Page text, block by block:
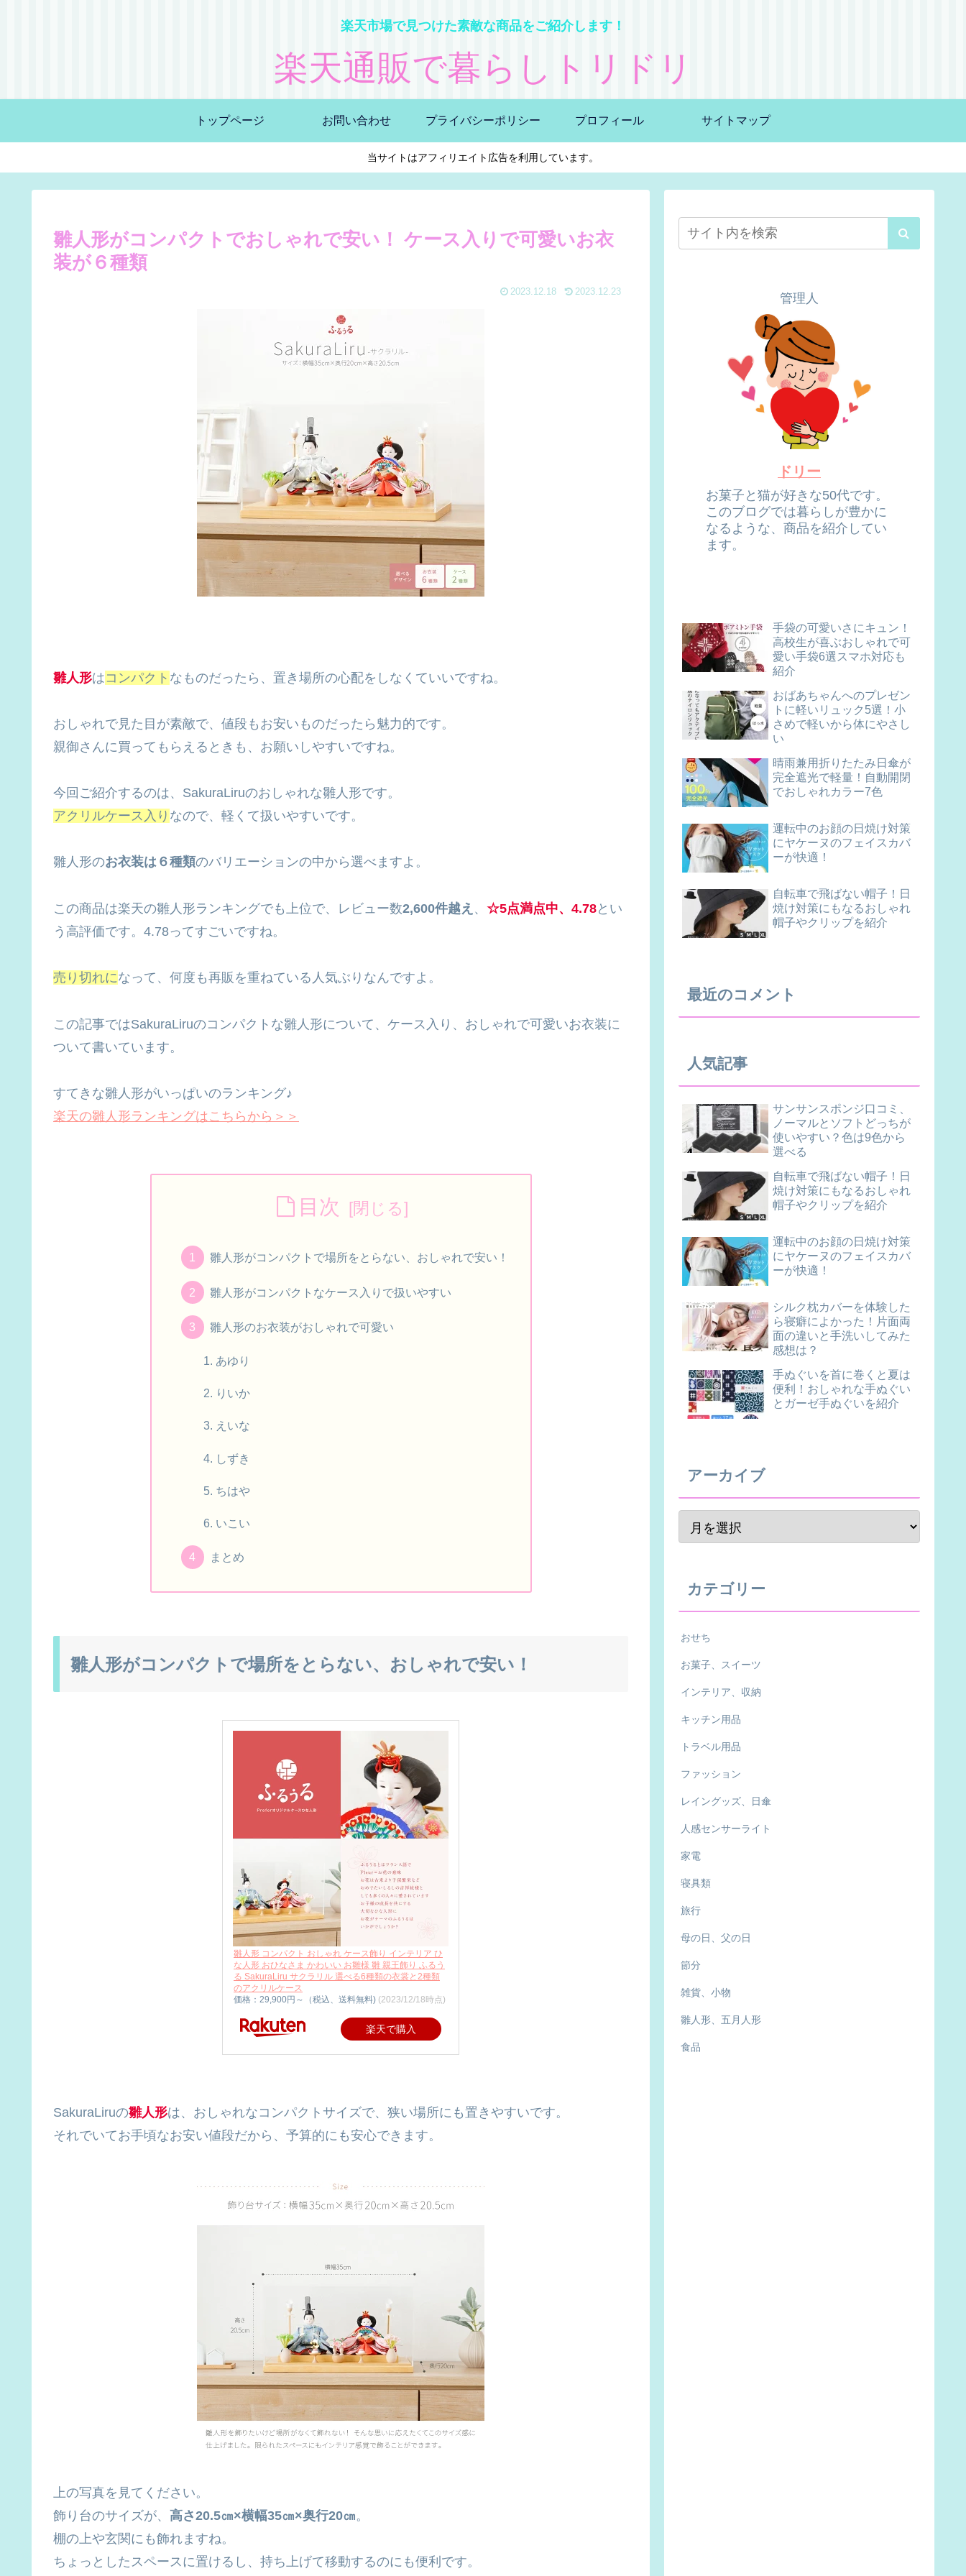
楽天市場で見つけた素敵な商品をご紹介します！
楽天通販で暮らしトリドリ
トップページ お問い合わせ プライバシーポリシー プロフィール サイトマップ
当サイトはアフィリエイト広告を利用しています。
雛人形がコンパクトでおしゃれで安い！ ケース入りで可愛いお衣
装が６種類
2023.12.18 2023.12.23
雛人形はコンパクト なものだったら、置き場所の心配をしなくていいですね。
おしゃれで見た目が素敵で、値段もお安いものだったら魅力的です。
親御さんに買ってもらえるときも、お願いしやすいですね。
今回ご紹介するのは、SakuraLiruのおしゃれな雛人形です。
アクリルケース入り なので、軽くて扱いやすいです。
雛人形のお衣装は６種類のバリエーションの中から選べますよ。
この商品は楽天の雛人形ランキングでも上位で、レビュー数2,600件越え 、 ☆5点満点中、4.78とい
う高評価です。4.78ってすごいですね。
売り切れになって、何度も再販を重ねている人気ぶりなんですよ。
この記事ではSakuraLiruのコンパクトな雛人形について、ケース入り、おしゃれで可愛いお衣装に
ついて書いています。
すてきな雛人形がいっぱいのランキング♪
楽天の雛人形ランキングはこちらから＞＞
目次
雛人形がコンパクトで場所をとらない、おしゃれで安い！
雛人形がコンパクトなケース入りで扱いやすい
雛人形のお衣装がおしゃれで可愛い
あゆり
りいか
えいな
しずき
ちはや
いこい
まとめ
雛人形がコンパクトで場所をとらない、おしゃれで安い！
雛人形 コンパクト おしゃれ ケース飾り インテリア ひ
な人形 おひなさま かわいい お雛様 雛 親王飾り ふるう
る SakuraLiru サクラリル 選べる6種類の衣裳と2種類
のアクリルケース
価格：29,900円～（税込、送料無料) (2023/12/18時点)
楽天で購入
SakuraLiruの雛人形は、おしゃれなコンパクトサイズで、狭い場所にも置きやすいです。
それでいてお手頃なお安い値段だから、予算的にも安心できます。
上の写真を見てください。
飾り台のサイズが、 高さ20.5㎝×横幅35㎝×奥行20㎝。
棚の上や玄関にも飾れますね。
ちょっとしたスペースに置けるし、持ち上げて移動するのにも便利です。
管理人
ドリー
お菓子と猫が好きな50代です。
このブログでは暮らしが豊かに
なるような、商品を紹介してい
ます。
手袋の可愛いさにキュン！
高校生が喜ぶおしゃれで可
愛い手袋6選スマホ対応も
紹介
おばあちゃんへのプレゼン
トに軽いリュック5選！小
さめで軽いから体にやさし
い
晴雨兼用折りたたみ日傘が
完全遮光で軽量！自動開閉
でおしゃれカラー7色
運転中のお顔の日焼け対策
にヤケーヌのフェイスカバ
ーが快適！
自転車で飛ばない帽子！日
焼け対策にもなるおしゃれ
帽子やクリップを紹介
最近のコメント
人気記事
サンサンスポンジ口コミ、
ノーマルとソフトどっちが
使いやすい？色は9色から
選べる
自転車で飛ばない帽子！日
焼け対策にもなるおしゃれ
帽子やクリップを紹介
運転中のお顔の日焼け対策
にヤケーヌのフェイスカバ
ーが快適！
シルク枕カバーを体験した
ら寝癖によかった！片面両
面の違いと手洗いしてみた
感想は？
手ぬぐいを首に巻くと夏は
便利！おしゃれな手ぬぐい
とガーゼ手ぬぐいを紹介
アーカイブ
カテゴリー
おせち
お菓子、スイーツ
インテリア、収納
キッチン用品
トラベル用品
ファッション
レイングッズ、日傘
人感センサーライト
家電
寝具類
旅行
母の日、父の日
節分
雑貨、小物
雛人形、五月人形
食品